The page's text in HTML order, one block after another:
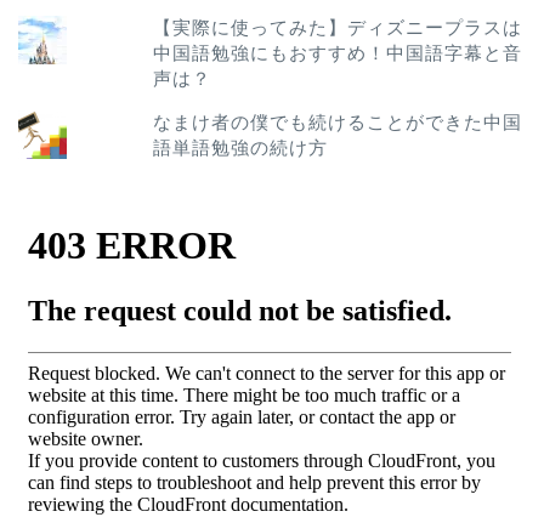
【実際に使ってみた】ディズニープラスは
中国語勉強にもおすすめ！中国語字幕と音
声は？
なまけ者の僕でも続けることができた中国
語単語勉強の続け方